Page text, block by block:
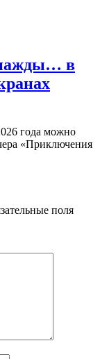
в
года можно
«Приключения
поля